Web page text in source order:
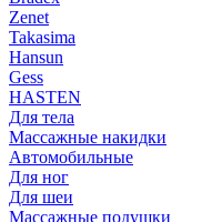
Zenet
Takasima
Hansun
Gess
HASTEN
Для тела
Массажные накидки
Автомобильные
Для ног
Для шеи
Массажные подушки